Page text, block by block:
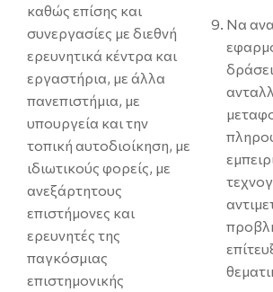
καθώς επίσης και
συνεργασίες με διεθνή
ερευνητικά κέντρα και
εργαστήρια, με άλλα
πανεπιστήμια, με
υπουργεία και την
τοπική αυτοδιοίκηση, με
ιδιωτικούς φορείς, με
ανεξάρτητους
επιστήμονες και
ερευνητές της
παγκόσμιας
επιστημονικής
Να